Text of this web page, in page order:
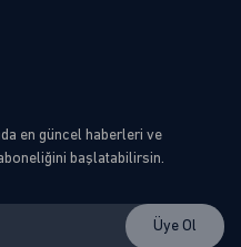
en güncel haberleri ve
başlatabilirsin.